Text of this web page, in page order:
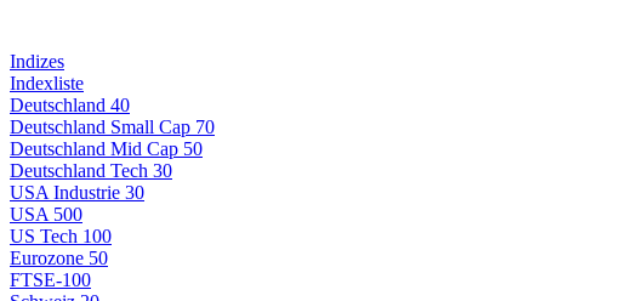
Indizes
Indexliste
Deutschland 40
Deutschland Small Cap 70
Deutschland Mid Cap 50
Deutschland Tech 30
USA Industrie 30
USA 500
US Tech 100
Eurozone 50
FTSE-100